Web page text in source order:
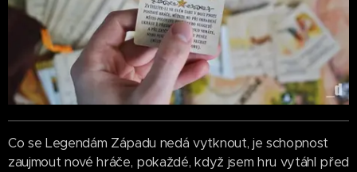
Co se Legendám Západu nedá vytknout, je schopnost
zaujmout nové hráče, pokaždé, když jsem hru vytáhl před